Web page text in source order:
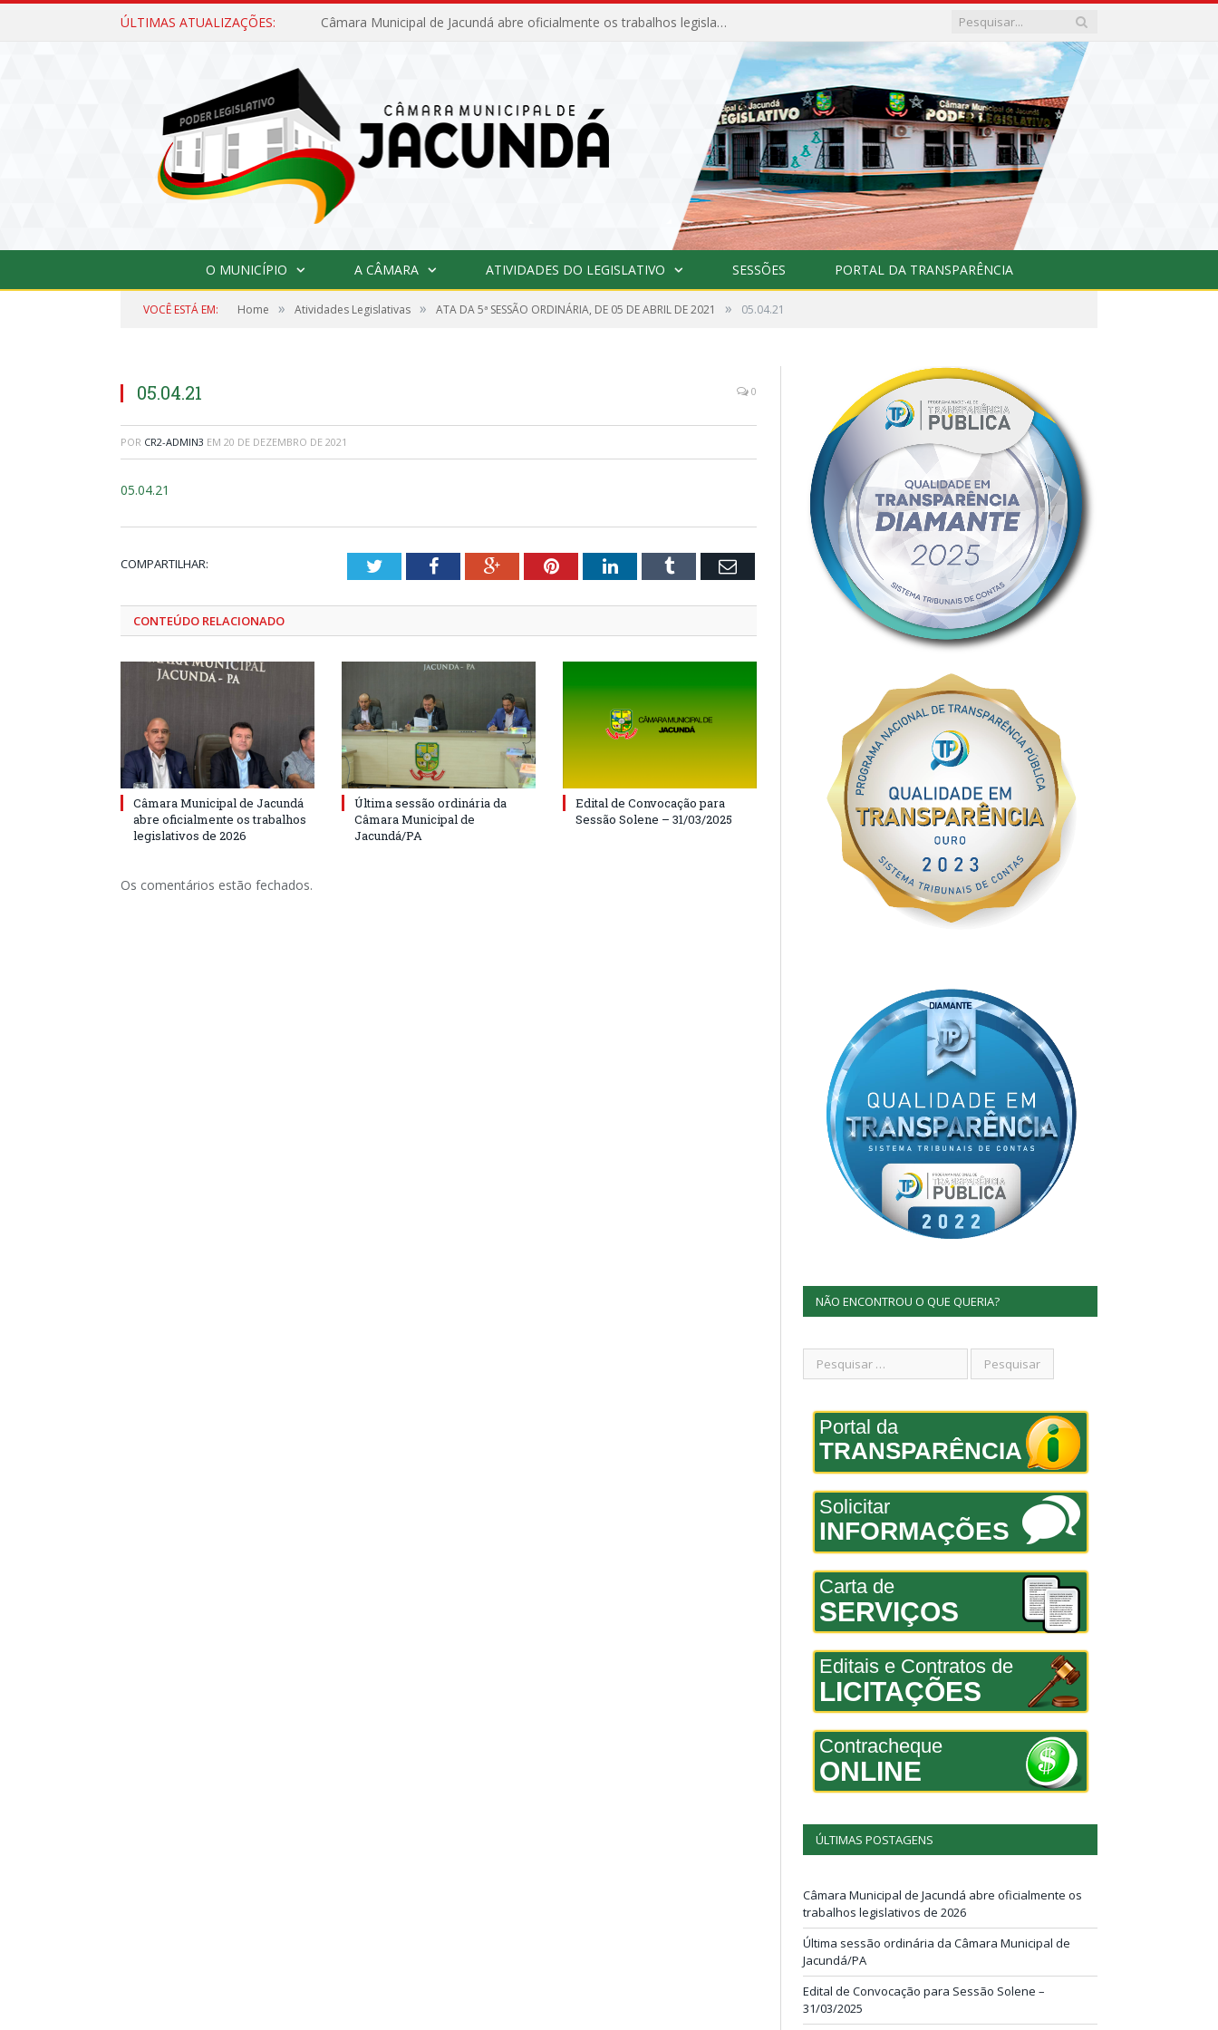
ÚLTIMAS ATUALIZAÇÕES: Câmara Municipal de Jacundá abre oficialmente os trabalhos legislativos de 2026
O MUNICÍPIO A CÂMARA ATIVIDADES DO LEGISLATIVO SESSÕES PORTAL DA TRANSPARÊNCIA
VOCÊ ESTÁ EM: Home » Atividades Legislativas » ATA DA 5ª SESSÃO ORDINÁRIA, DE 05 DE ABRIL DE 2021 » 05.04.21
05.04.21 0
POR CR2-ADMIN3 EM 20 DE DEZEMBRO DE 2021
05.04.21
COMPARTILHAR: TwitterFacebookGoogle+PinterestLinkedInTumblr Email
CONTEÚDO RELACIONADO
Câmara Municipal de Jacundá
abre oficialmente os trabalhos
legislativos de 2026
Última sessão ordinária da
Câmara Municipal de
Jacundá/PA
Edital de Convocação para
Sessão Solene – 31/03/2025
Os comentários estão fechados.
NÃO ENCONTROU O QUE QUERIA?
Portal da
TRANSPARÊNCIA
Solicitar
INFORMAÇÕES
Carta de
SERVIÇOS
Editais e Contratos de
LICITAÇÕES
Contracheque
ONLINE
ÚLTIMAS POSTAGENS
Câmara Municipal de Jacundá abre oficialmente os
trabalhos legislativos de 2026
Última sessão ordinária da Câmara Municipal de
Jacundá/PA
Edital de Convocação para Sessão Solene –
31/03/2025